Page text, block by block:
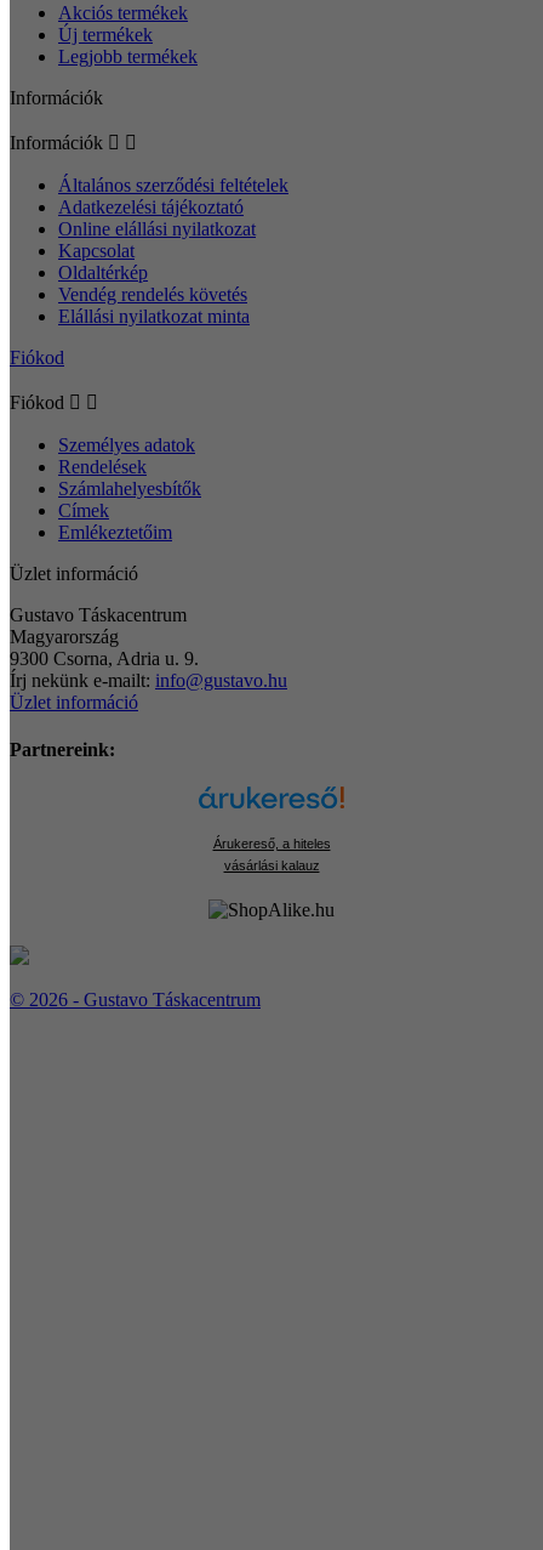
Akciós termékek
Új termékek
Legjobb termékek
Információk
Információk  
Általános szerződési feltételek
Adatkezelési tájékoztató
Online elállási nyilatkozat
Kapcsolat
Oldaltérkép
Vendég rendelés követés
Elállási nyilatkozat minta
Fiókod
Fiókod  
Személyes adatok
Rendelések
Számlahelyesbítők
Címek
Emlékeztetőim
Üzlet információ
Gustavo Táskacentrum
Magyarország
9300 Csorna, Adria u. 9.
Írj nekünk e-mailt: info@gustavo.hu
Üzlet információ
Partnereink:
Árukereső, a hiteles
vásárlási kalauz
© 2026 - Gustavo Táskacentrum